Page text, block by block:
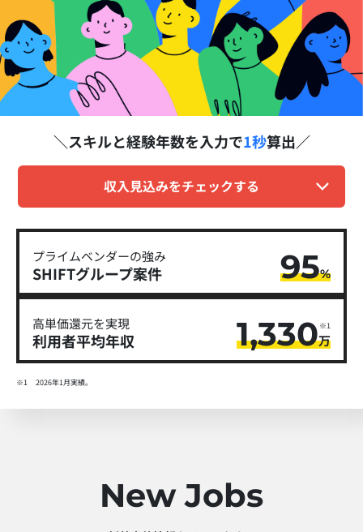
スキルと経験年数を入力で1秒算出
収入見込みをチェックする
プライムベンダーの強み
SHIFTグループ​案件 95%
高単価還元を実現
利用者平均年収 1,330万
※1
※1 2026年1月実績。
New Jobs